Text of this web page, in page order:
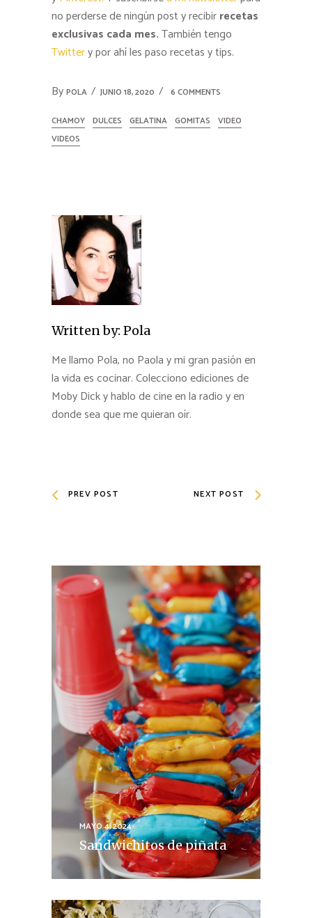
no perderse de ningún post y recibirrecetas
exclusivas cada mes.También tengo
Twittery por ahí les paso recetas y tips.
By POLA JUNIO 18, 2020 6 COMMENTS
CHAMOY DULCES GELATINA GOMITAS
VIDEO
VIDEOS
Written by: Pola
Me llamo Pola, no Paola y mi gran pasión en
la vida es cocinar. Colecciono ediciones de
Moby Dick y hablo de cine en la radio y en
donde sea que me quieran oír.
PREV POST NEXT POST
MAYO 4, 2024
Sandwichitos de piñata